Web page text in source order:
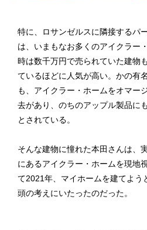
特に、ロサンゼルスに隣接するパ
は、いまもなお多くのアイクラー
時は数千万円で売られていた建物
ているほどに人気が高い。かの有
も、アイクラー・ホームをオマー
去があり、のちのアップル製品に
とされている。
そんな建物に憧れた本田さんは、
にあるアイクラー・ホームを現地
て2021年、マイホームを建てよう
頭の考えにいたったのだった。